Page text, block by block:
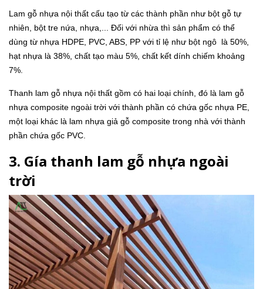
Lam gỗ nhựa nội thất cấu tạo từ các thành phần như bột gỗ tự
nhiên, bột tre nứa, nhựa,... Đối với nhừa thì sản phẩm có thể
dùng từ nhựa HDPE, PVC, ABS, PP với tỉ lệ như bột ngô là 50%,
hạt nhựa là 38%, chất tạo màu 5%, chất kết dính chiếm khoảng
7%.
Thanh lam gỗ nhựa nội thất gồm có hai loại chính, đó là lam gỗ
nhựa composite ngoài trời với thành phần có chứa gốc nhựa PE,
một loại khác là lam nhựa giả gỗ composite trong nhà với thành
phần chứa gốc PVC.
3. Gía thanh lam gỗ nhựa ngoài
trời